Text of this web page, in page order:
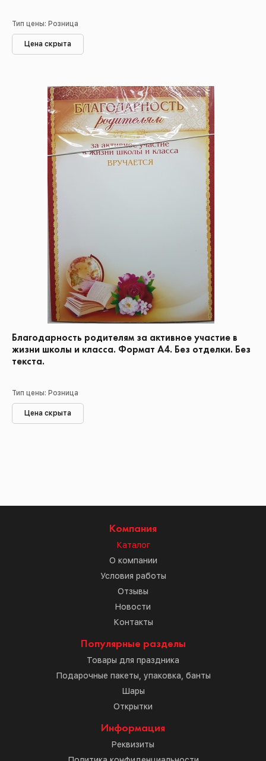
Тип цены: Розница
Цена скрыта
Благодарность родителям за активное участие в
жизни школы и класса. Формат А4. Без отделки. Без
текста.
Тип цены: Розница
Цена скрыта
Компания
Каталог
О компании
Условия работы
Отзывы
Новости
Контакты
Популярные разделы
Товары для праздника
Подарочные пакеты, упаковка, банты
Шары
Открытки
Информация
Реквизиты